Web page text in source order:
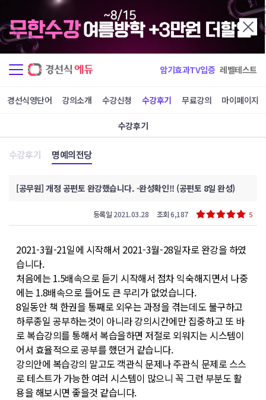
암기효과TV입증 레벨테스트
경선식영단어 강의소개 수강신청 수강후기 무료강의 마이페이지
수강후기
수강후기 명예의전당
[공무원] 개정 공편토 완강했습니다. -완성확인!! (공편토 8일 완성)
등록일 2021.03.28 조회6,187 5
2021-3월-21일에 시작해서 2021-3월-28일자로 완강을 하였
습니다.
처음에는 1.5배속으로 듣기 시작해서 점차 익숙해지면서 나중
에는 1.8배속으로 들어도 큰 무리가 없었습니다.
8일동안 책 한권을 통째로 외우는 과정을 겪는데도 불구하고
하루종일 공부하는것이 아니라 강의시간에만 집중하고 또 바
로 복습강의를 통해서 복습을하면 저절로 외워지는 시스템이
어서 효율적으로 공부를 했던거 같습니다.
강의안에 복습강의 말고도 객관식 문제나 주관식 문제로 스스
로 테스트가 가능한 여러 시스템이 많으니 꼭 그런 부분도 활
용을 해보시면 좋을것 같습니다.